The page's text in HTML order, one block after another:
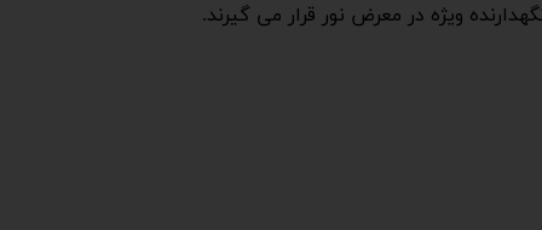
ویژه در معرض نور قرار می‌ گیرند.